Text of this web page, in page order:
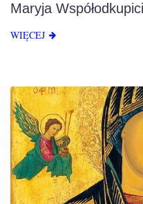
Maryja
WIĘCEJ